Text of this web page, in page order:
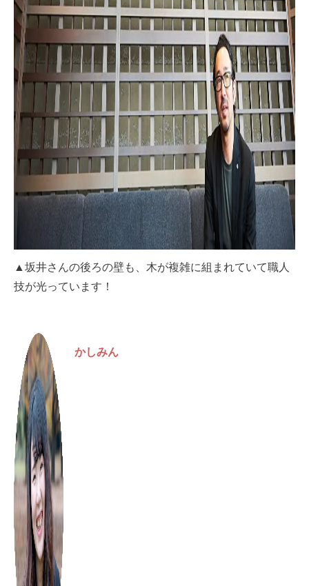
▲坂井さんの後ろの壁も、木が複雑に組まれていて職人
技が光っています！
かしみん